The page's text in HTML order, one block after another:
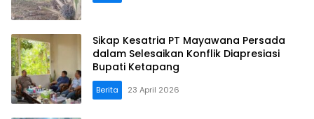
Sikap Kesatria PT Mayawana Persada
dalam Selesaikan Konflik Diapresiasi
Bupati Ketapang ‎
Berita 23 April 2026